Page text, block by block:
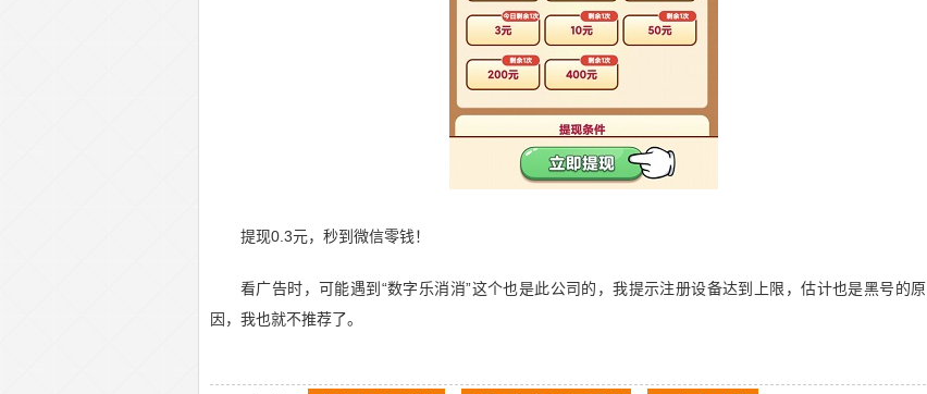
提现0.3元，秒到微信零钱！
看广告时，可能遇到“数字乐消消”这个也是此公司的，我提示注册设备达到上限，估计也是黑号的原
因，我也就不推荐了。